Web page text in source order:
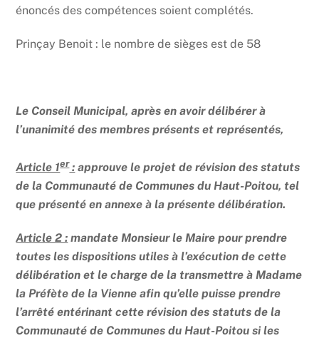
énoncés des compétences soient complétés.
Prinçay Benoit : le nombre de sièges est de 58
Le Conseil Municipal, après en avoir délibérer à
l’unanimité des membres présents et représentés,
Article 1er: approuve le projet de révision des statuts
de la Communauté de Communes du Haut-Poitou, tel
que présenté en annexe à la présente délibération.
Article 2 : mandate Monsieur le Maire pour prendre
toutes les dispositions utiles à l’exécution de cette
délibération et le charge de la transmettre à Madame
la Préfète de la Vienne afin qu’elle puisse prendre
l’arrêté entérinant cette révision des statuts de la
Communauté de Communes du Haut-Poitou si les